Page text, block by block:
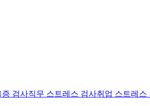
검사직무 스트레스 검사취업 스트레스